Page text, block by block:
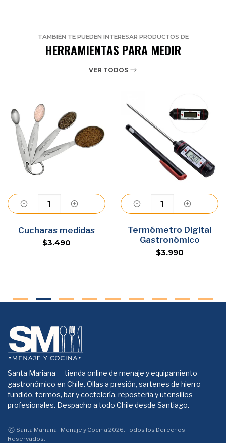
TAMBIÉN TE PUEDEN INTERESAR PRODUCTOS DE
HERRAMIENTAS PARA MEDIR
VER TODOS
Agregar
Cucharas medidas
$3.490
Agregar
Termómetro Digital
Gastronómico
$3.990
Santa Mariana — tienda online de menaje y equipamiento
gastronómico en Chile. Ollas a presión, sartenes de hierro
fundido, termos, bar y coctelería, repostería y utensilios
profesionales. Despacho a todo Chile desde Santiago.
Santa Mariana | Menaje y Cocina 2026. Todos los Derechos
Reservados.